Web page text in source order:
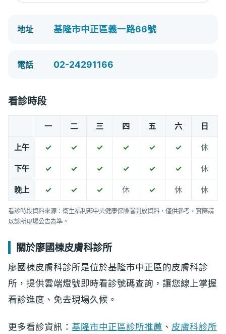
地址 基隆市中正區義一路66號
電話 02-24291166
看診時段
一 二 三 四 五 六 日
上午 ✓ ✓ ✓ ✓ ✓ ✓ 休
下午 ✓ ✓ ✓ ✓ ✓ ✓ 休
晚上 ✓ ✓ ✓ 休 ✓ 休 休
看診時段資料來源：衛生福利部中央健康保險署開放資料，僅供參考，實際請
以診所現場公告為準。
關於廖國棟皮膚科診所
廖國棟皮膚科診所是位於基隆市中正區的皮膚科診
所，提供雲端燈號即時看診號碼查詢，讓您線上掌握
看診進度、免去現場久候。
更多看診資訊： 基隆市中正區診所推薦 、 皮膚科診所